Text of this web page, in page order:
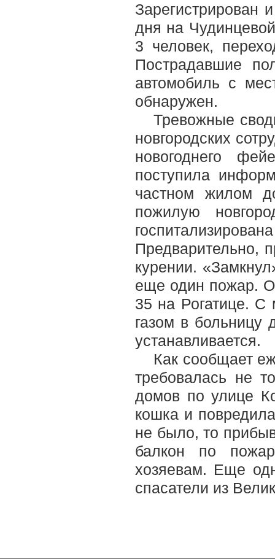
Зарегистрирован
дня на
3 человек,
Пострадавшие
автомобиль с
обнаружен.
Тревожные
новгородских
новогоднего
поступила
частном жилом
пожилую
Предварительно,
курении.
еще один пожар.
35 на Рогатице. С
газом в больницу
устанавливается.
Как сообщает
требовалась не
домов по улице
кошка и
не было, то
балкон по
хозяевам. Еще
спасатели из